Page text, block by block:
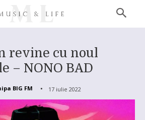
revine cu noul
– NONO BAD
BIG FM 17 iulie 2022